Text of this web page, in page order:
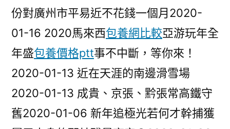
包
養
網
站
璃
門”
精
準
份對廣州市平易近不花錢一個月2020-
01-16 2020馬來西包養網比較亞游玩年全
年盛包養價格ptt事不中斷，等你來！
2020-01-13 近在天涯的南邊滑雪場
2020-01-13 成貴、京張、黔張常高鐵守
舊2020-01-06 新年追極光若何才幹捕獲